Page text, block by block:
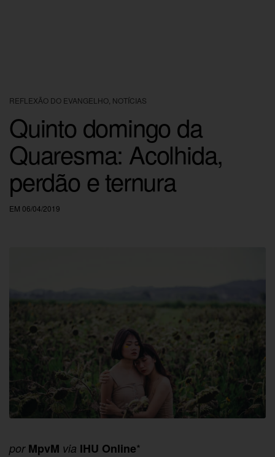
REFLEXÃO DO EVANGELHO NOTÍCIAS
Quinto domingo da
Quaresma: Acolhida,
perdão e ternura
EM 06/04/2019
por MpvM via IHU Online*